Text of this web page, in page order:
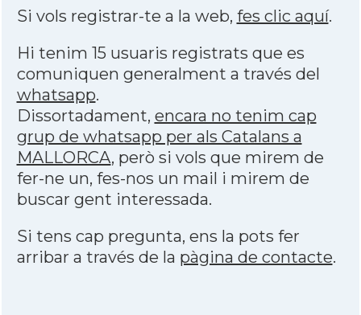
Si vols registrar-te a la web, fes clic aquí.
Hi tenim 15 usuaris registrats que es
comuniquen generalment a través del
whatsapp.
Dissortadament, encara no tenim cap
grup de whatsapp per als Catalans a
MALLORCA, però si vols que mirem de
fer-ne un, fes-nos un mail i mirem de
buscar gent interessada.
Si tens cap pregunta, ens la pots fer
arribar a través de la pàgina de contacte.